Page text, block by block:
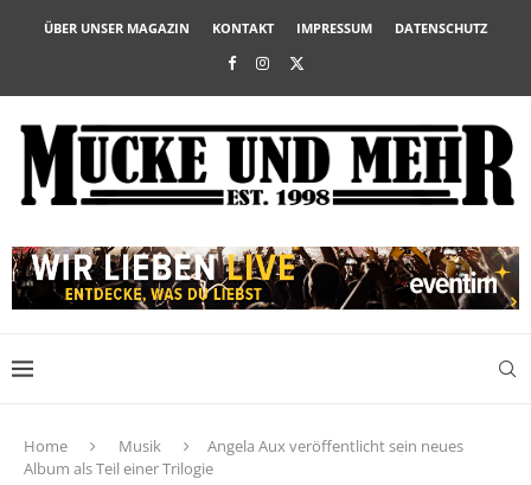
ÜBER UNSER MAGAZIN KONTAKT IMPRESSUM DATENSCHUTZ
Home Musik
Angela Aux veröffentlicht sein neues
Album als Teil einer Trilogie